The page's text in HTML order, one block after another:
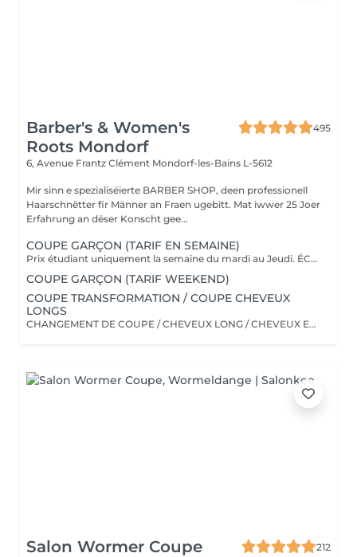
Barber's & Women's
Roots Mondorf
495
6, Avenue Frantz Clément Mondorf-les-Bains L-5612
Mir sinn e spezialiséierte BARBER SHOP, deen professionell
Haarschnëtter fir Männer an Fraen ugebitt. Mat iwwer 25 Joer
Erfahrung an dëser Konscht gee...
COUPE GARÇON (TARIF EN SEMAINE)
Prix étudiant uniquement la semaine du mardi au Jeudi. ÉCOLIER (4-12 ans) 33 euros ( mardi au jeudi ) ÉTUDIANT ( 13-18 ans) 37 euros ( mardi au jeudi ) ******* Dégradé à Blanc/Taper fade ect ..... Prix unique à 45 euros de 4 à 18 ans******* Le VENDREDI et SAMEDI, les prix Adultes seront appliqués. Merci de votre compréhension.
COUPE GARÇON (TARIF WEEKEND)
COUPE TRANSFORMATION / COUPE CHEVEUX
LONGS
CHANGEMENT DE COUPE / CHEVEUX LONG / CHEVEUX EPAIS
Salon Wormer Coupe
212